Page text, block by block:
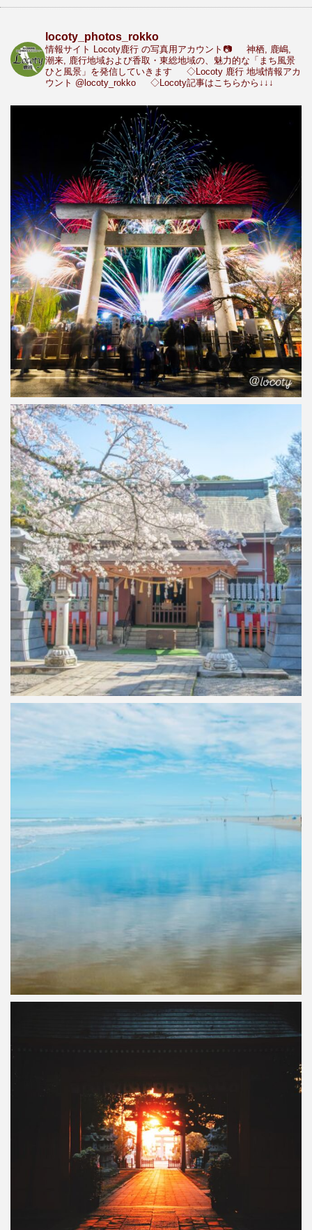
locoty_photos_rokko
情報サイト Locoty鹿行 の写真用アカウント📷
神栖, 鹿嶋,
潮来, 鹿行地域および香取・東総地域の、魅力的な「まち風景
ひと風景」を発信していきます
◇Locoty 鹿行 地域情報アカ
ウント @locoty_rokko ◇Locoty記事はこちらから↓↓↓